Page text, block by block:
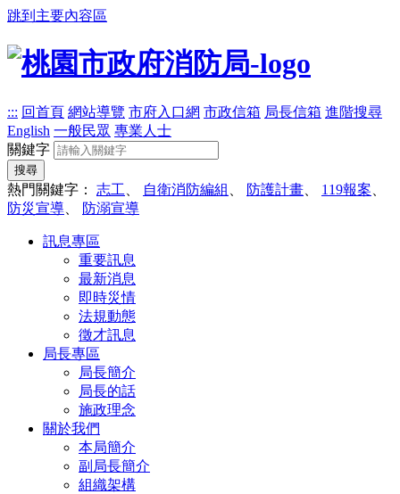
跳到主要內容區
::: 回首頁 網站導覽 市府入口網 市政信箱 局長信箱 進階搜尋
English 一般民眾 專業人士
關鍵字
搜尋
熱門關鍵字： 志工 自衛消防編組 防護計畫 119報案
防災宣導
防溺宣導
訊息專區
重要訊息
最新消息
即時災情
法規動態
徵才訊息
局長專區
局長簡介
局長的話
施政理念
關於我們
本局簡介
副局長簡介
組織架構